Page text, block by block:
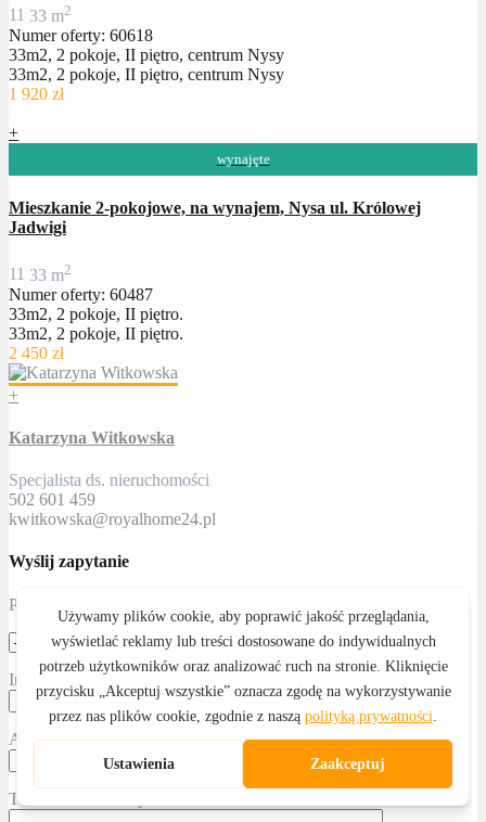
11 33 m2
Numer oferty: 60618
33m2, 2 pokoje, II piętro, centrum Nysy
33m2, 2 pokoje, II piętro, centrum Nysy
1 920 zł
+
wynajęte
Mieszkanie 2-pokojowe, na wynajem, Nysa ul. Królowej
Jadwigi
11 33 m2
Numer oferty: 60487
33m2, 2 pokoje, II piętro.
33m2, 2 pokoje, II piętro.
2 450 zł
+
Katarzyna Witkowska
Specjalista ds. nieruchomości
502 601 459
kwitkowska@royalhome24.pl
Wyślij zapytanie
Proszę określić temat
Imię i nazwisko
Adres email
Telefon kontaktowy